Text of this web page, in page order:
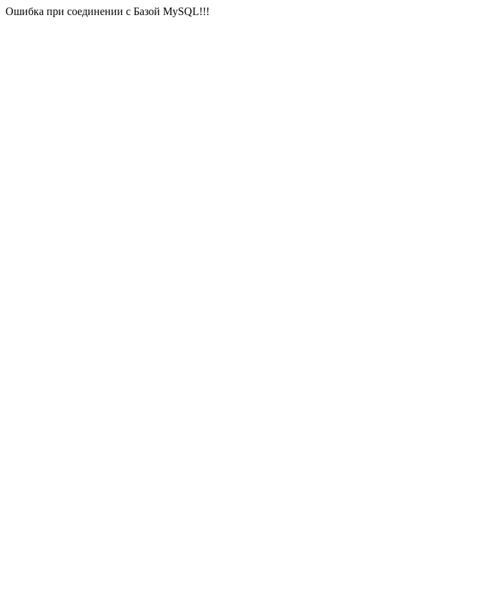
Ошибка при соединении с Базой MySQL!!!